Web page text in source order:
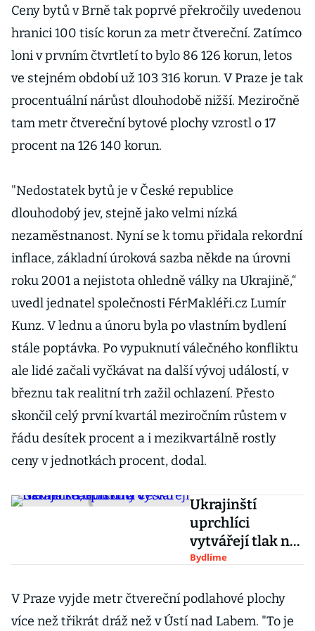
Ceny bytů v Brně tak poprvé překročily uvedenou
hranici 100 tisíc korun za metr čtvereční. Zatímco
loni v prvním čtvrtletí to bylo 86 126 korun, letos
ve stejném období už 103 316 korun. V Praze je tak
procentuální nárůst dlouhodobě nižší. Meziročně
tam metr čtvereční bytové plochy vzrostl o 17
procent na 126 140 korun.
"Nedostatek bytů je v České republice
dlouhodobý jev, stejně jako velmi nízká
nezaměstnanost. Nyní se k tomu přidala rekordní
inflace, základní úroková sazba někde na úrovni
roku 2001 a nejistota ohledně války na Ukrajině,“
uvedl jednatel společnosti FérMakléři.cz Lumír
Kunz. V lednu a únoru byla po vlastním bydlení
stále poptávka. Po vypuknutí válečného konfliktu
ale lidé začali vyčkávat na další vývoj událostí, v
březnu tak realitní trh zažil ochlazení. Přesto
skončil celý první kvartál meziročním růstem v
řádu desítek procent a i mezikvartálně rostly
ceny v jednotkách procent, dodal.
Ukrajinští
uprchlíci
vytvářejí tlak na
realitní trhy v
Polsku a Česku
Bydlíme
V Praze vyjde metr čtvereční podlahové plochy
více než třikrát dráž než v Ústí nad Labem. "To je